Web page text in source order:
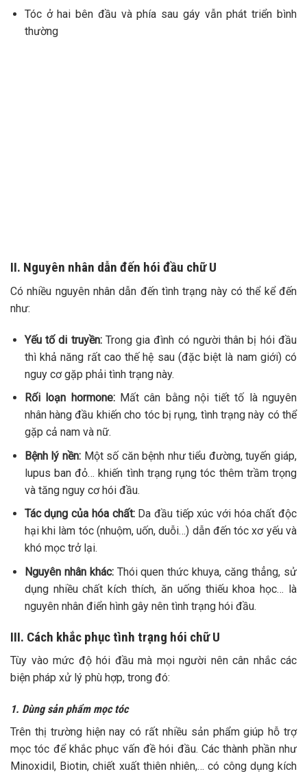
Tóc ở hai bên đầu và phía sau gáy vẫn phát triển bình
thường
II. Nguyên nhân dẫn đến hói đầu chữ U
Có nhiều nguyên nhân dẫn đến tình trạng này có thể kể đến
như:
Yếu tố di truyền:Trong gia đình có người thân bị hói đầu
thì khả năng rất cao thế hệ sau (đặc biệt là nam giới) có
nguy cơ gặp phải tình trạng này.
Rối loạn hormone:Mất cân bằng nội tiết tố là nguyên
nhân hàng đầu khiến cho tóc bị rụng, tình trạng này có thể
gặp cả nam và nữ.
Bệnh lý nền:Một số căn bệnh như tiểu đường, tuyến giáp,
lupus ban đỏ… khiến tình trạng rụng tóc thêm trầm trọng
và tăng nguy cơ hói đầu.
Tác dụng của hóa chất:Da đầu tiếp xúc với hóa chất độc
hại khi làm tóc (nhuộm, uốn, duỗi…) dẫn đến tóc xơ yếu và
khó mọc trở lại.
Nguyên nhân khác:Thói quen thức khuya, căng thẳng, sử
dụng nhiều chất kích thích, ăn uống thiếu khoa học… là
nguyên nhân điển hình gây nên tình trạng hói đầu.
III. Cách khắc phục tình trạng hói chữ U
Tùy vào mức độ hói đầu mà mọi người nên cân nhắc các
biện pháp xử lý phù hợp, trong đó:
1. Dùng sản phẩm mọc tóc
Trên thị trường hiện nay có rất nhiều sản phẩm giúp hỗ trợ
mọc tóc để khắc phục vấn đề hói đầu. Các thành phần như
Minoxidil, Biotin, chiết xuất thiên nhiên,… có công dụng kích